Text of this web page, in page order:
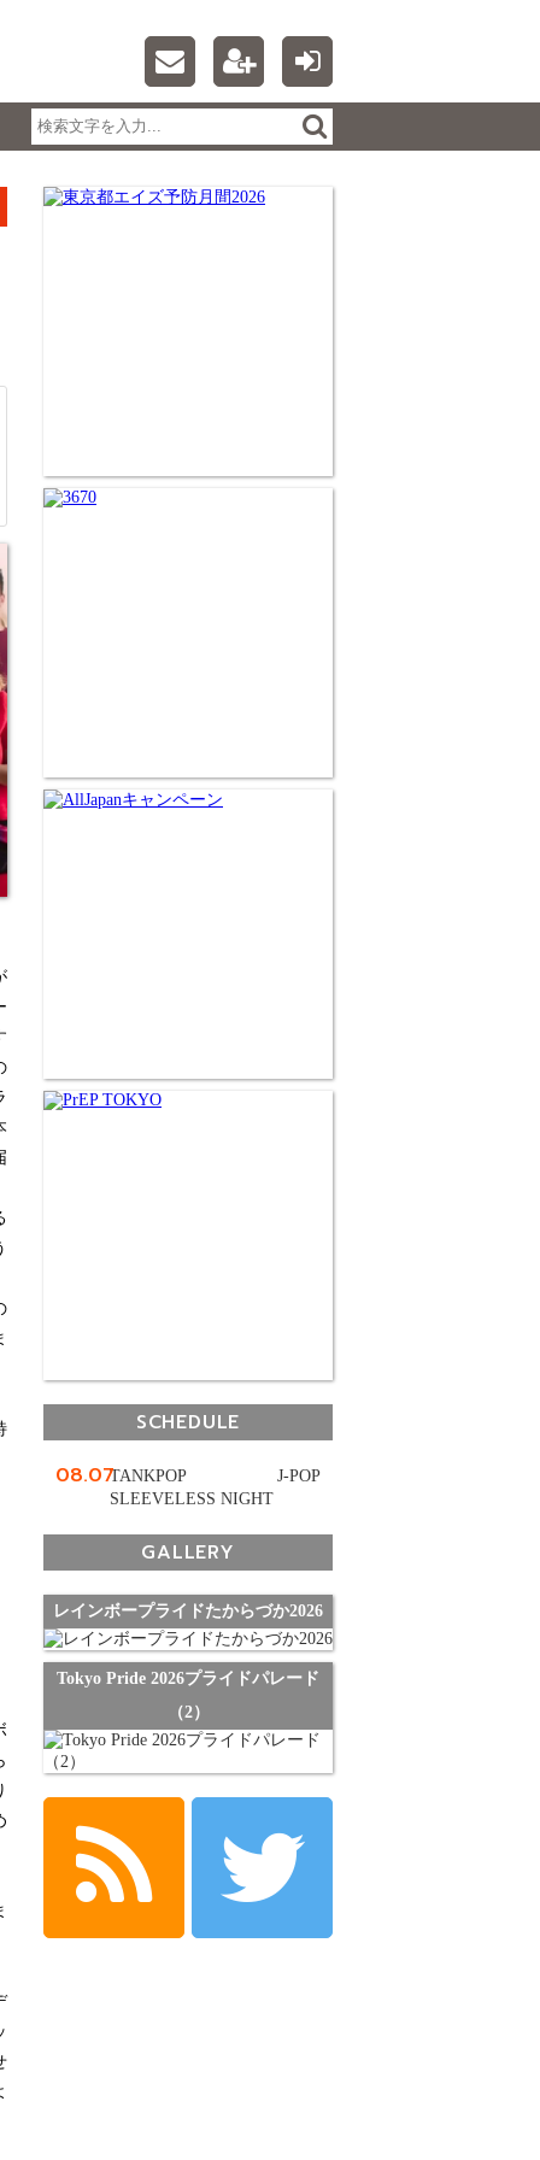
SCHEDULE
08.07TANKPOP J-POP
SLEEVELESS NIGHT
GALLERY
レインボープライドたからづか2026
Tokyo Pride 2026プライドパレード
（2）